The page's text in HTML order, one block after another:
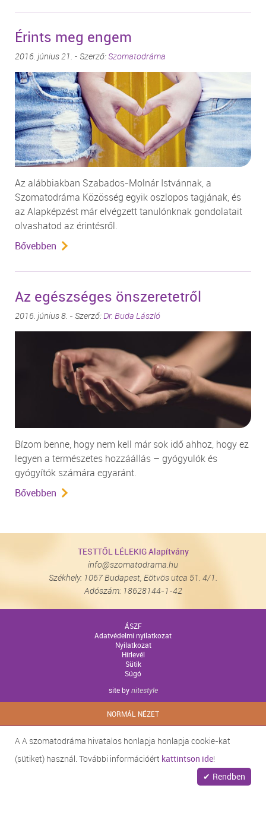
Érints meg engem
2016. június 21. - Szerző: Szomatodráma
Az alábbiakban Szabados-Molnár Istvánnak, a
Szomatodráma Közösség egyik oszlopos tagjának, és
az Alapképzést már elvégzett tanulónknak gondolatait
olvashatod az érintésről.
Bővebben
Az egészséges önszeretetről
2016. június 8. - Szerző: Dr. Buda László
Bízom benne, hogy nem kell már sok idő ahhoz, hogy ez
legyen a természetes hozzáállás – gyógyulók és
gyógyítók számára egyaránt.
Bővebben
TESTTŐL LÉLEKIG Alapítvány
info@szomatodrama.hu
Székhely: 1067 Budapest, Eötvös utca 51. 4/1.
Adószám: 18628144-1-42
ÁSZF
Adatvédelmi nyilatkozat
Nyilatkozat
Hírlevél
Sütik
Súgó
site bynitestyle
NORMÁL NÉZET
A A szomatodráma hivatalos honlapja honlapja cookie-kat
(sütiket) használ. További információért kattintson ide!
Rendben